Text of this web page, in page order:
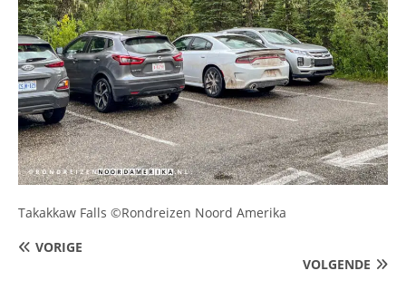
Takakkaw Falls ©Rondreizen Noord Amerika
VORIGE
VOLGENDE